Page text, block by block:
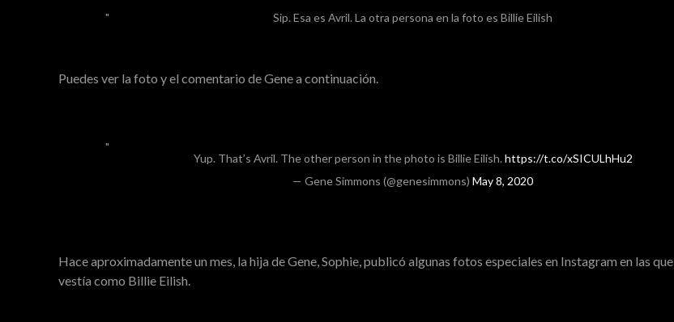
Sip. Esa es Avril. La otra persona en la foto es Billie Eilish
Puedes ver la foto y el comentario de Gene a continuación.
Yup. That’s Avril. The other person in the photo is Billie Eilish. https://t.co/xSICULhHu2
— Gene Simmons (@genesimmons)May 8, 2020
Hace aproximadamente un mes, la hija de Gene, Sophie, publicó algunas fotos especiales en Instagram en las que
vestía como Billie Eilish.